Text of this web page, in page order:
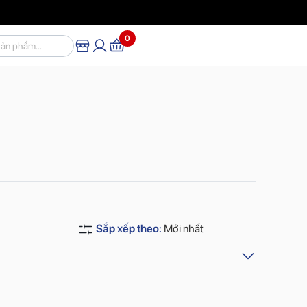
0
Sắp xếp theo: Mới nhất